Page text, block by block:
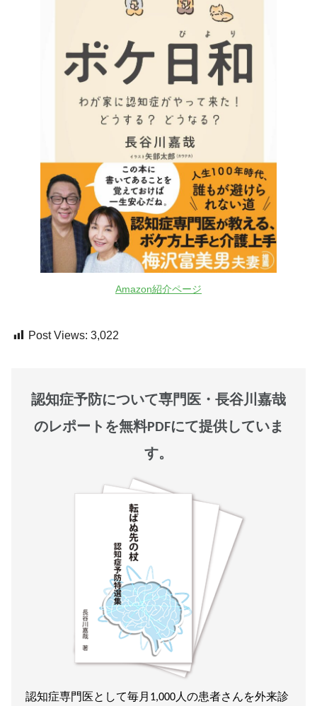
Amazon紹介ページ
Post Views: 3,022
認知症予防について専門医・長谷川嘉哉
のレポートを無料PDFにて提供していま
す。
認知症専門医として毎月1,000人の患者さんを外来診